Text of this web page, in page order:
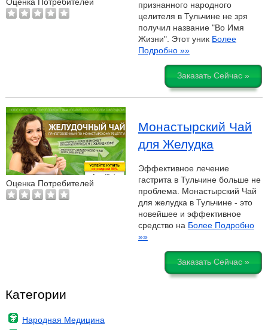
Оценка Потребителей
признанного народного
целителя в Тульчине не зря
получил название "Во Имя
Жизни". Этот уник Более
Подробно »»
Заказать Сейчас »
Оценка Потребителей
Монастырский Чай
для Желудка
Эффективное лечение
гастрита в Тульчине больше не
проблема. Монастырский Чай
для желудка в Тульчине - это
новейшее и эффективное
средство на Более Подробно
»»
Заказать Сейчас »
Категории
Народная Медицина